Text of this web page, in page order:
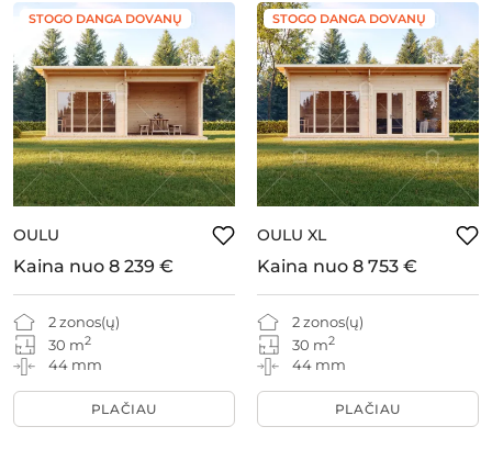
STOGO DANGA DOVANŲ
OULU
2 zonos(ų)
30 m2
44 mm
Kaina nuo 8 239 €
PLAČIAU
STOGO DANGA DOVANŲ
OULU XL
2 zonos(ų)
30 m2
44 mm
Kaina nuo 8 753 €
PLAČIAU